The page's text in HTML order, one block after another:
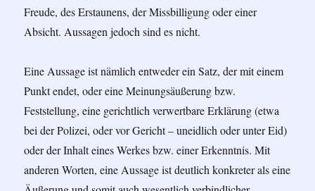
Freude, des Erstaunens, der Missbilligung oder einer
Absicht. Aussagen jedoch sind es nicht.
Eine Aussage ist nämlich entweder ein Satz, der mit einem
Punkt endet, oder eine Meinungsäußerung bzw.
Feststellung, eine gerichtlich verwertbare Erklärung (etwa
bei der Polizei, oder vor Gericht – uneidlich oder unter Eid)
oder der Inhalt eines Werkes bzw. einer Erkenntnis. Mit
anderen Worten, eine Aussage ist deutlich konkreter als eine